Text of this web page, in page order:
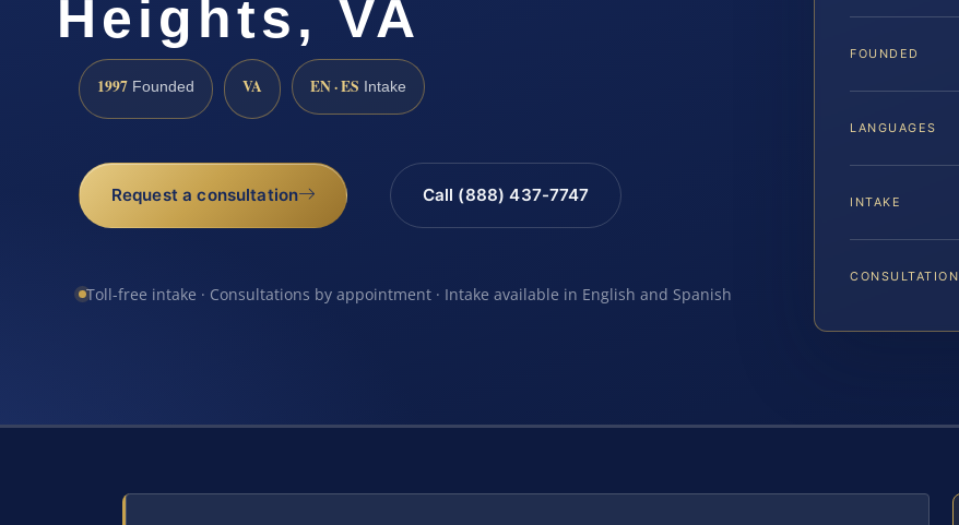
Heights, VA
1997 Founded VA EN · ES Intake
Request a consultation Call (888) 437-7747
Toll-free intake · Consultations by appointment · Intake available in English and Spanish
FOUNDED
LANGUAGES
INTAKE
CONSULTATION